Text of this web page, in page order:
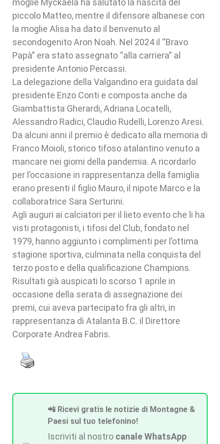
piccolo Matteo, mentre il difensore albanese con
la moglie Alisa ha dato il benvenuto al
secondogenito Aron Noah. Nel 2024 il “Bravo
Papà” era stato assegnato “alla carriera” al
presidente Antonio Percassi.
La delegazione della Valgandino era guidata dal
presidente Enzo Conti e composta anche da
Giambattista Gherardi, Adriana Locatelli,
Alessandro Radici, Claudio Rudelli, Lorenzo Aresi.
Da alcuni anni il premio è dedicato alla memoria di
Franco Moioli, storico tifoso atalantino venuto a
mancare nei giorni della pandemia. A ricordarlo
per l’occasione in rappresentanza della famiglia
erano presenti il figlio Mauro, il nipote Marco e la
collaboratrice Sara Serturini.
Agli auguri ai calciatori per il lieto evento che li ha
visti protagonisti, i tifosi del Club, fondato nel
1979, hanno aggiunto i complimenti per l’ottima
stagione sportiva, culminata nella conquista del
terzo posto e della qualificazione Champions.
Risultati già auspicati lo scorso 1 aprile in
occasione della serata di assegnazione dei
premi, cui aveva partecipato fra gli altri, in
rappresentanza di Atalanta B.C. il Direttore
Corporate Andrea Fabris.
📲 Ricevi gratis le notizie di Montagne &
Paesi sul tuo telefonino!
Iscriviti al nostro canale WhatsApp